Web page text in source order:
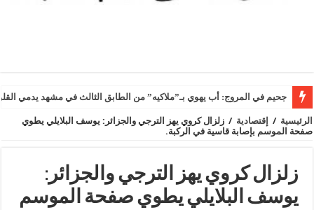
جحيم في المروج: أب يهوي بـ”ملاكيه” من الطابق الثالث في مشهد يدمي
الرئيسية / إقتصادية / زلزال كروي يهز الترجي والجزائر: يوسف البلايلي يطوي
صفحة الموسم بإصابة قاسية في الركبة.
زلزال كروي يهز الترجي والجزائر:
يوسف البلايلي يطوي صفحة الموسم